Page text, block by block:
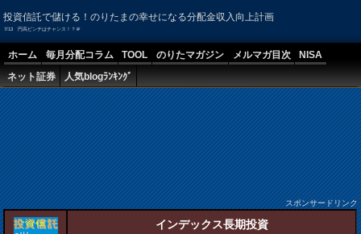
投資信託で儲ける！のりたまの幸せになる分配金収入向上計画
7/13 円高ピンチはチャンス！？＠
ホーム 毎月分配コラム TOOL のりたマガジン メルマガ目次
NISA
ネット証券
人気blogﾗﾝｷﾝｸﾞ
スポンサードリンク
インデックス長期投資